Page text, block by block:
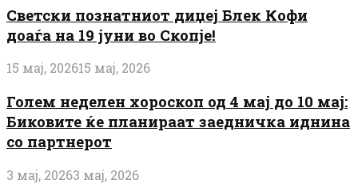
Светски познатниот диџеј Блек Кофи
доаѓа на 19 јуни во Скопје!
15 мај, 202615 мај, 2026
Голем неделен хороскоп од 4 мај до 10 мај:
Биковите ќе планираат заедничка иднина
со партнерот
3 мај, 20263 мај, 2026